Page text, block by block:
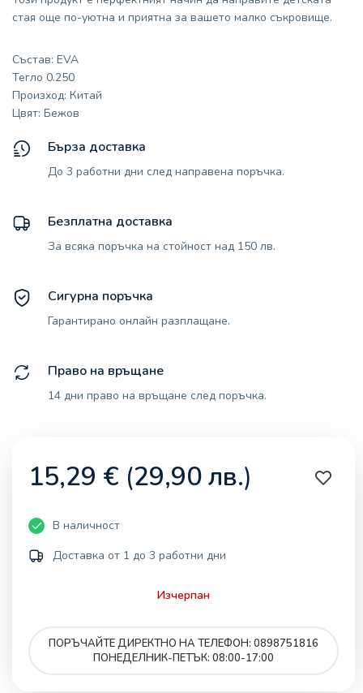
стая още по-уютна и приятна за вашето малко съкровище.
Състав: EVA
Тегло 0.250
Произход: Китай
Цвят: Бежов
Бърза доставка
До 3 работни дни след направена поръчка.
Безплатна доставка
За всяка поръчка на стойност над 150 лв.
Сигурна поръчка
Гарантирано онлайн разплащане.
Право на връщане
14 дни право на връщане след поръчка.
15,29 € (29,90лв.)
В наличност
Доставка от 1 до 3 работни дни
Изчерпан
ПОРЪЧАЙТЕ ДИРЕКТНО НА ТЕЛЕФОН: 0898751816
ПОНЕДЕЛНИК-ПЕТЪК: 08:00-17:00